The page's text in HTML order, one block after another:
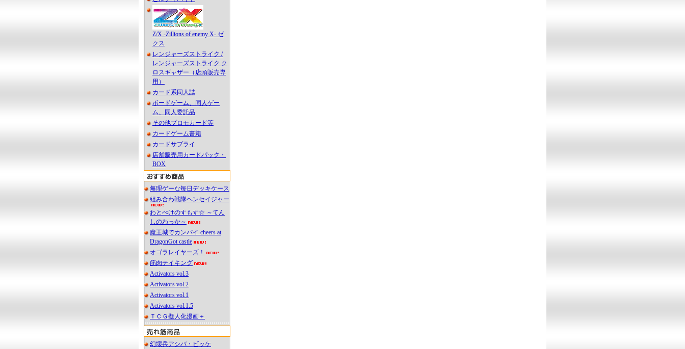
Z/X -Zillions of enemy X- ゼ
クス
レンジャーズストライク /
レンジャーズストライク ク
ロスギャザー（店頭販売専
用）
カード系同人誌
ボードゲーム、同人ゲー
ム、同人委託品
その他プロモカード等
カードゲーム書籍
カードサプライ
店舗販売用カードパック・
BOX
無理ゲーな毎日デッキケース
組み合わ戦隊ヘンセイジャー
わとぺけのすもす☆ ～てん
しのわっか～
魔王城でカンパイ cheers at
DragonGot castle
オゴラレイヤーズ！
筋肉テイキング
Activators vol.3
Activators vol.2
Activators vol.1
Activators vol.1.5
ＴＣＧ擬人化漫画＋
幻壊兵アシバ・ビッケ